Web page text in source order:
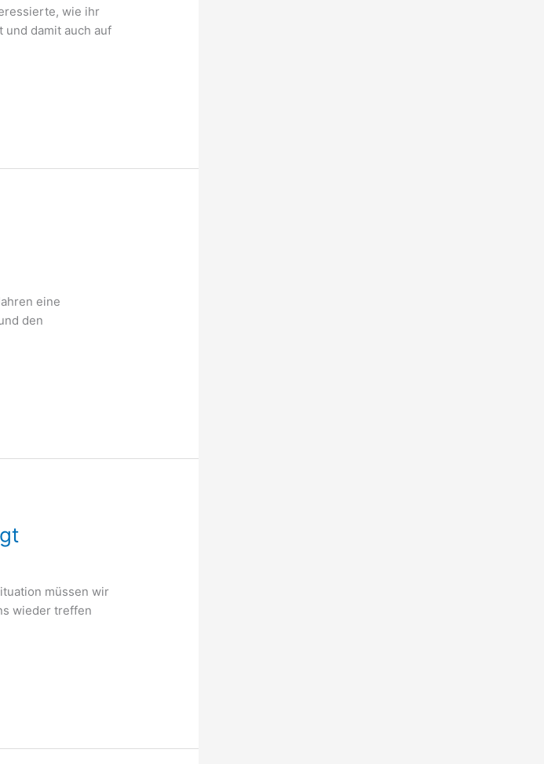
wie ihr
und damit auch auf
eine
den
müssen wir
wieder treffen